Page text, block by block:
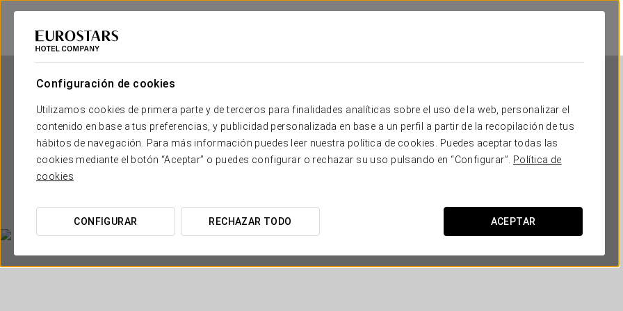
Configuración de cookies
Utilizamos cookies de primera parte y de terceros para finalidades analíticas sobre el uso de la web, personalizar el
contenido en base a tus preferencias, y publicidad personalizada en base a un perfil a partir de la recopilación de tus
hábitos de navegación. Para más información puedes leer nuestra política de cookies. Puedes aceptar todas las
cookies mediante el botón “Aceptar” o puedes configurar o rechazar su uso pulsando en “Configurar”.
Política de
cookies
CONFIGURAR RECHAZAR TODO ACEPTAR